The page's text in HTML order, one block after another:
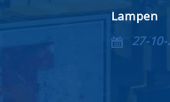
Lampen
27-